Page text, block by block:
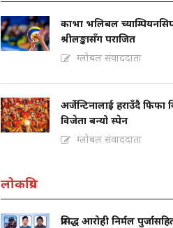
काभा भलिबल
श्रीलङ्कासँग पराजित
ग्लोबल संवाददाता
अर्जेन्टिनालाई हराउँदै
विजेता बन्यो स्पेन
ग्लोबल संवाददाता
लोकप्रिय
प्रसिद्ध आरोही निर्मल